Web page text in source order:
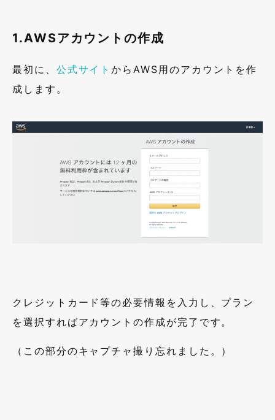
1.AWSアカウントの作成
最初に、 公式サイトからAWS用のアカウントを作
成します。
クレジットカード等の必要情報を入力し、プラン
を選択すればアカウントの作成が完了です。
（この部分のキャプチャ撮り忘れました。）